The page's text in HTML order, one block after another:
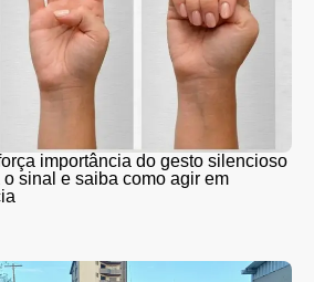
importância do gesto silencioso
sinal e saiba como agir em